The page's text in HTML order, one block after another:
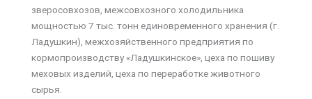
зверосовхозов, межсовхозного холодильника
мощностью 7 тыс. тонн единовременного хранения (г.
Ладушкин), межхозяйственного предприятия по
кормопроизводству «Ладушкинское», цеха по пошиву
меховых изделий, цеха по переработке животного
сырья.